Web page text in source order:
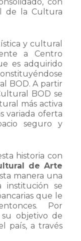
de la Cultura
y cultural
a Centro
es adquirido
BOD. A partir
BOD se
más activa
variada oferta
seguro y
historia con
de Arte
manera una
se
que le
Por
objetivo de
país, a través